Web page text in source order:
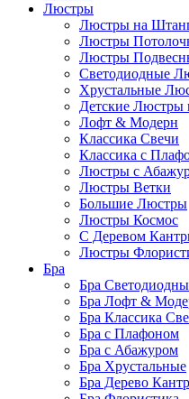
Люстры
Люстры на
Люстры
Люстры
Светодиодные
Хрустальные
Детские Люстры
Лофт & Модерн
Классика Свечи
Классика с
Люстры с
Люстры Ветки
Большие Люстры
Люстры Космос
С Деревом
Люстры
Бра
Бра
Бра Лофт &
Бра Классика
Бра с Плафоном
Бра с Абажуром
Бра Хрустальные
Бра Дерево